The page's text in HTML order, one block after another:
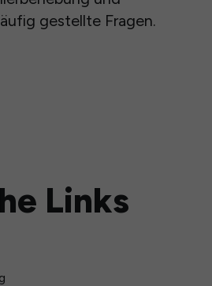
gestellte Fragen.
Links